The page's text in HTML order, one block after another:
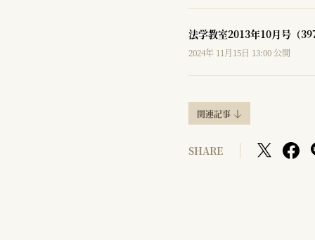
法学教室2013年10月号（
2024年 11月15日 13:00 公開
関連記事
SHARE